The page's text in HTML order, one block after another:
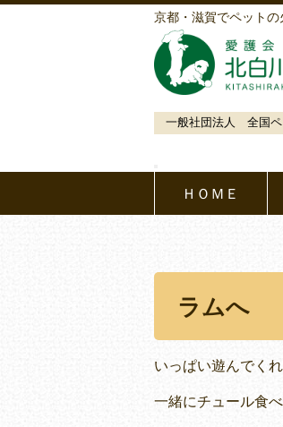
京都・滋賀でペット
一般社団法人 全国
ＨＯＭＥ
ラムへ
いっぱい遊んでく
一緒にチュール食べ